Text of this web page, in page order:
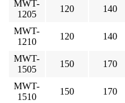
MWT-
1205
120 140
MWT-
1210
120 140
MWT-
1505
150 170
MWT-
1510
150 170